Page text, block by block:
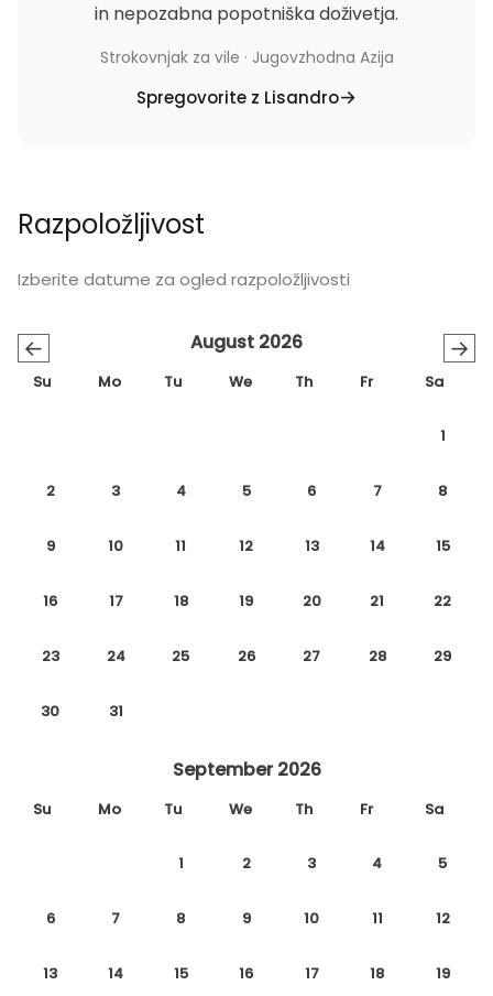
in nepozabna popotniška doživetja.
Strokovnjak za vile · Jugovzhodna Azija
Spregovorite z Lisandro
Razpoložljivost
Izberite datume za ogled razpoložljivosti
← →
August 2026
Su Mo Tu We Th Fr Sa
1
2 3 4 5 6 7 8
9 10 11 12 13 14 15
16 17 18 19 20 21 22
23 24 25 26 27 28 29
30 31
September 2026
Su Mo Tu We Th Fr Sa
1 2 3 4 5
6 7 8 9 10 11 12
13 14 15 16 17 18 19